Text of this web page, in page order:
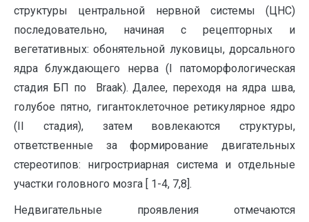
структуры центральной нервной системы (ЦНС)
последовательно, начиная с рецепторных и
вегетативных: обонятельной луковицы, дорсального
ядра блуждающего нерва (I патоморфологическая
стадия БП по Braak). Далее, переходя на ядра шва,
голубое пятно, гигантоклеточное ретикулярное ядро
(II стадия), затем вовлекаются структуры,
ответственные за формирование двигательных
стереотипов: нигростриарная система и отдельные
участки головного мозга [ 1-4, 7,8].
Недвигательные проявления отмечаются